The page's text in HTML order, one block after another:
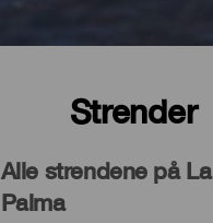
Strender
Alle strendene på La
Palma